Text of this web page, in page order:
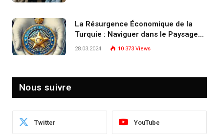
La Résurgence Économique de la
Turquie : Naviguer dans le Paysage
Post-Crise
28.03.2024 10 373 Views
Nous suivre
Twitter YouTube